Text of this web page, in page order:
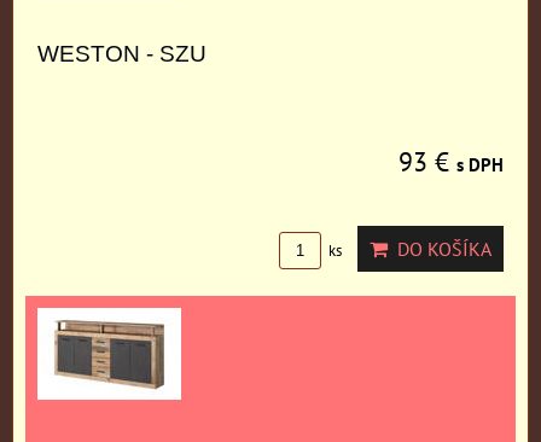
WESTON - SZU
93 € s DPH
ks DO KOŠÍKA